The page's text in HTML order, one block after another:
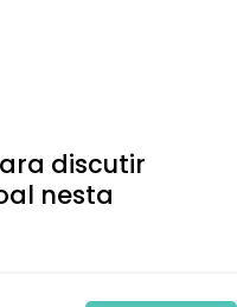
discutir
nesta